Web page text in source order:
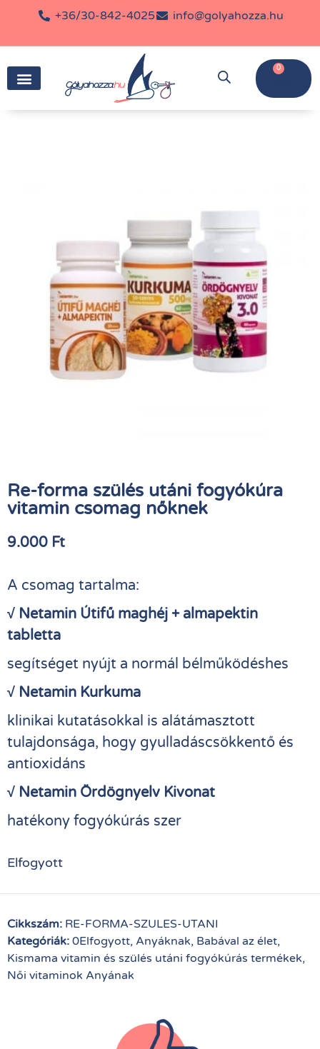
+36/30-842-4025 info@golyahozza.hu
0
Re-forma szülés utáni fogyókúra
vitamin csomag nőknek
9.000 Ft
A csomag tartalma:
√ Netamin Útifű maghéj + almapektin
tabletta
segítséget nyújt a normál bélműködéshes
√ Netamin Kurkuma
klinikai kutatásokkal is alátámasztott
tulajdonsága, hogy gyulladáscsökkentő és
antioxidáns
√ Netamin Ördögnyelv Kivonat
hatékony fogyókúrás szer
Elfogyott
Cikkszám: RE-FORMA-SZULES-UTANI
Kategóriák: 0Elfogyott, Anyáknak, Babával az élet,
Kismama vitamin és szülés utáni fogyókúrás termékek,
Női vitaminok Anyának